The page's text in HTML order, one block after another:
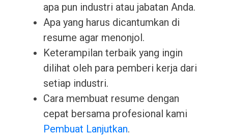
apa pun industri atau jabatan Anda.
Apa yang harus dicantumkan di
resume agar menonjol.
Keterampilan terbaik yang ingin
dilihat oleh para pemberi kerja dari
setiap industri.
Cara membuat resume dengan
cepat bersama profesional kami
Pembuat Lanjutkan.